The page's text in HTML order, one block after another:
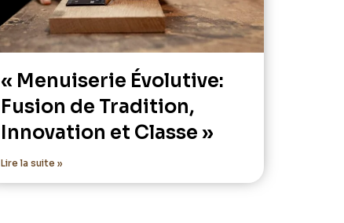
« Menuiserie Évolutive:
Fusion de Tradition,
Innovation et Classe »
Lire la suite »